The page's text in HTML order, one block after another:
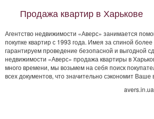
Продажа квартир в Харькове
Агентство недвижимости «Аверс» занимается
покупке квартир с 1993 года. Имея за спиной
гарантируем проведение безопасной и выгодной
недвижимости «Аверс» продажа квартиры в
много времени, мы возьмем на себя поиск
всех документов, что значительно сэкономит Ваше